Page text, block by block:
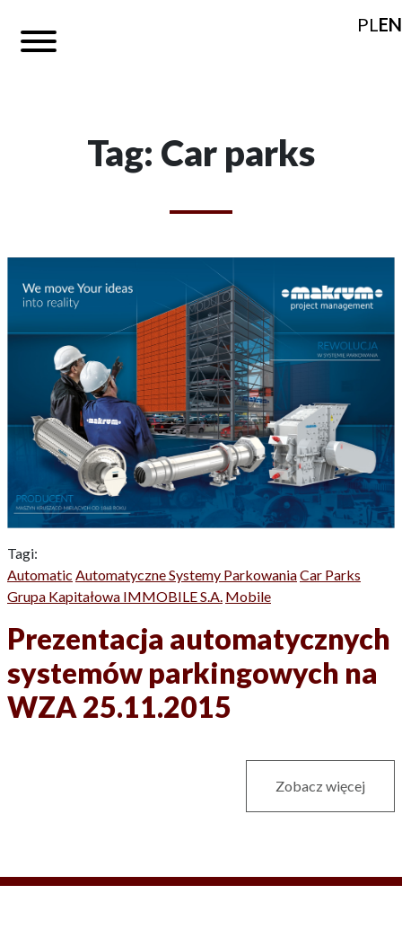
PLEN
Tag: Car parks
Tagi:
Automatic Automatyczne Systemy ParkowaniaCar Parks
Grupa Kapitałowa IMMOBILE S.A. Mobile
Prezentacja automatycznych
systemów parkingowych na
WZA 25.11.2015
Zobacz więcej